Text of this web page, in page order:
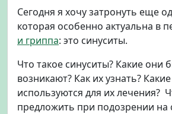
у
с
и
.
К
а
к
Сегодня я хочу затронуть еще
которая особенно актуальна в
и гриппа: это синуситы.
Что такое синуситы? Какие они
возникают? Как их узнать?
используются для их лечения?
предложить при подозрении на